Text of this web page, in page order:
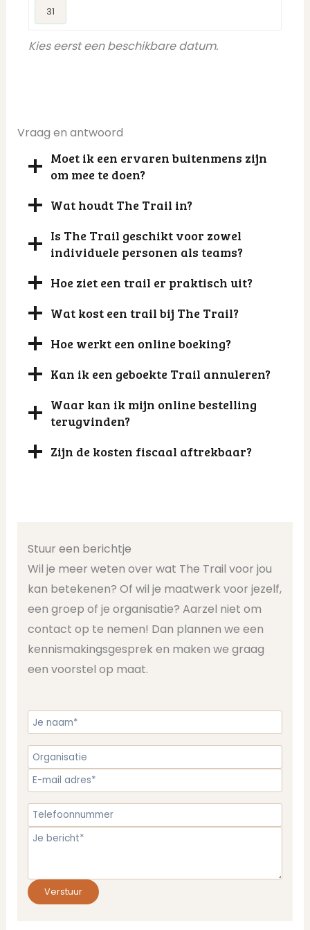
31
Kies eerst een beschikbare datum.
Vraag en antwoord
Moet ik een ervaren buitenmens zijn
om mee te doen?
Wat houdt The Trail in?
Is The Trail geschikt voor zowel
individuele personen als teams?
Hoe ziet een trail er praktisch uit?
Wat kost een trail bij The Trail?
Hoe werkt een online boeking?
Kan ik een geboekte Trail annuleren?
Waar kan ik mijn online bestelling
terugvinden?
Zijn de kosten fiscaal aftrekbaar?
Stuur een berichtje
Wil je meer weten over wat The Trail voor jou
kan betekenen? Of wil je maatwerk voor jezelf,
een groep of je organisatie? Aarzel niet om
contact op te nemen! Dan plannen we een
kennismakingsgesprek en maken we graag
een voorstel op maat.
Verstuur